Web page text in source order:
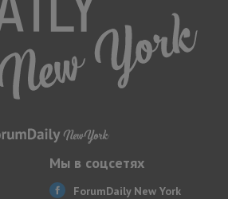
Мы в соцсетях
ForumDaily New York